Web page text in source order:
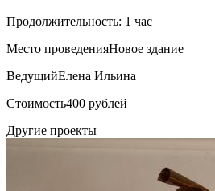
Продолжительность: 1 час
Место проведенияНовое здание
ВедущийЕлена Ильина
Стоимость400 рублей
Другие проекты